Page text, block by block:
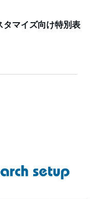
マイズ向け特別表